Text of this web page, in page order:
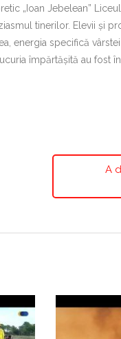
„Ioan Jebelean”
tinerilor. Elevii și
energia specifică
împărtășită au fost
A